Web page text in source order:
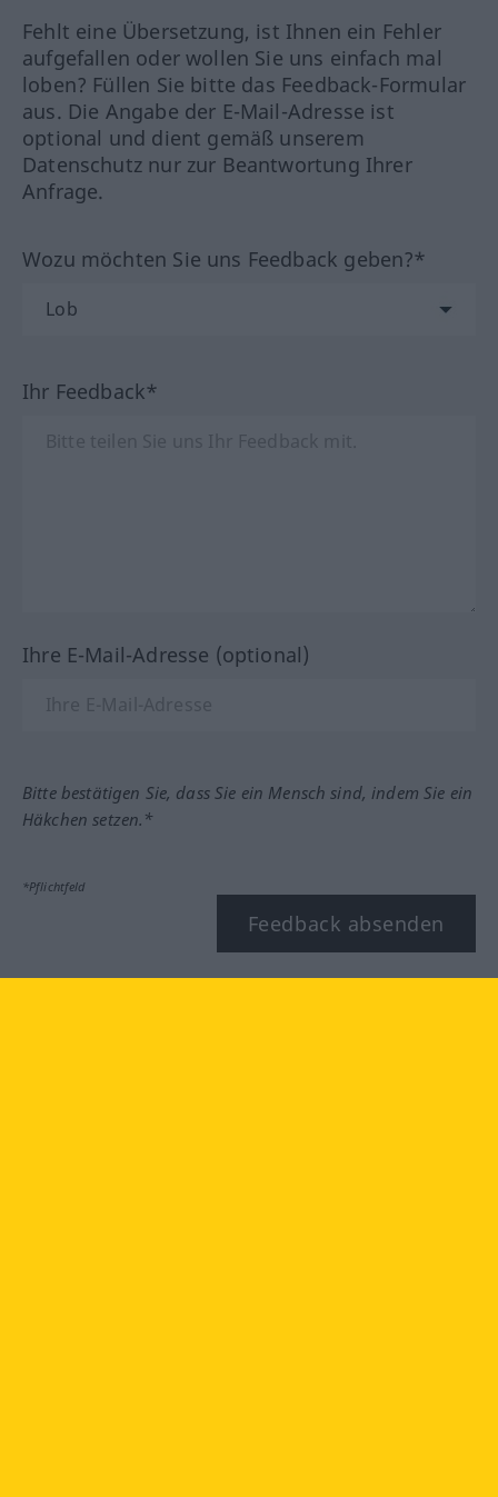
Fehlt eine Übersetzung, ist Ihnen ein Fehler
aufgefallen oder wollen Sie uns einfach mal
loben? Füllen Sie bitte das Feedback-Formular
aus. Die Angabe der E-Mail-Adresse ist
optional und dient gemäß unserem
Datenschutz nur zur Beantwortung Ihrer
Anfrage.
Wozu möchten Sie uns Feedback geben?*
Ihr Feedback*
Ihre E-Mail-Adresse (optional)
Bitte bestätigen Sie, dass Sie ein Mensch sind, indem Sie ein
Häkchen setzen.*
*Pflichtfeld
Feedback absenden